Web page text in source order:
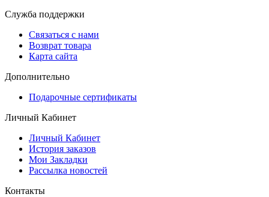
Служба поддержки
Связаться с нами
Возврат товара
Карта сайта
Дополнительно
Подарочные сертификаты
Личный Кабинет
Личный Кабинет
История заказов
Мои Закладки
Рассылка новостей
Контакты